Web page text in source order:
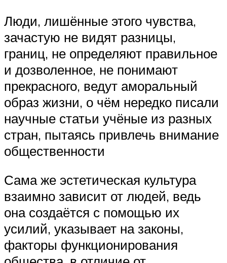
Люди, лишённые этого чувства,
зачастую не видят разницы,
границ, не определяют правильное
и дозволенное, не понимают
прекрасного, ведут аморальный
образ жизни, о чём нередко писали
научные статьи учёные из разных
стран, пытаясь привлечь внимание
общественности
Сама же эстетическая культура
взаимно зависит от людей, ведь
она создаётся с помощью их
усилий, указывает на законы,
факторы функционирования